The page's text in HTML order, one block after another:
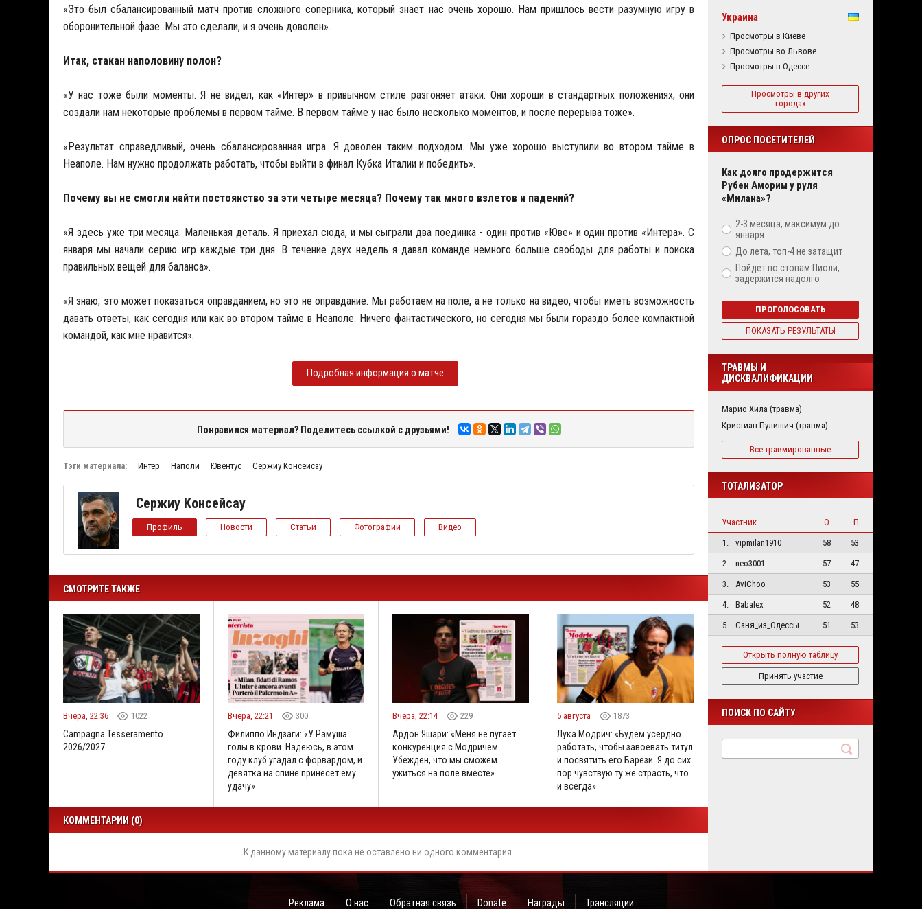
«Это был сбалансированный матч против сложного соперника, который знает нас очень хорошо. Нам пришлось вести разумную игру в
оборонительной фазе. Мы это сделали, и я очень доволен».
Итак, стакан наполовину полон?
«У нас тоже были моменты. Я не видел, как «Интер» в привычном стиле разгоняет атаки. Они хороши в стандартных положениях, они
создали нам некоторые проблемы в первом тайме. В первом тайме у нас было несколько моментов, и после перерыва тоже».
«Результат справедливый, очень сбалансированная игра. Я доволен таким подходом. Мы уже хорошо выступили во втором тайме в
Неаполе. Нам нужно продолжать работать, чтобы выйти в финал Кубка Италии и победить».
Почему вы не смогли найти постоянство за эти четыре месяца? Почему так много взлетов и падений?
«Я здесь уже три месяца. Маленькая деталь. Я приехал сюда, и мы сыграли два поединка - один против «Юве» и один против «Интера». С
января мы начали серию игр каждые три дня. В течение двух недель я давал команде немного больше свободы для работы и поиска
правильных вещей для баланса».
«Я знаю, это может показаться оправданием, но это не оправдание. Мы работаем на поле, а не только на видео, чтобы иметь возможность
давать ответы, как сегодня или как во втором тайме в Неаполе. Ничего фантастического, но сегодня мы были гораздо более компактной
командой, как мне нравится».
Подробная информация о матче
Понравился материал? Поделитесь ссылкой с друзьями!
Тэги материала: Интер Наполи Ювентус Сержиу Консейсау
Сержиу Консейсау
Профиль Новости Статьи Фотографии Видео
СМОТРИТЕ ТАКЖЕ
Вчера, 22:36 1022
Campagna Tesseramento
2026/2027
Вчера, 22:21 300
Филиппо Индзаги: «У Рамуша
голы в крови. Надеюсь, в этом
году клуб угадал с форвардом, и
девятка на спине принесет ему
удачу»
Вчера, 22:14 229
Ардон Яшари: «Меня не пугает
конкуренция с Модричем.
Убежден, что мы сможем
ужиться на поле вместе»
5 августа 1873
Лука Модрич: «Будем усердно
работать, чтобы завоевать титул
и посвятить его Барези. Я до сих
пор чувствую ту же страсть, что
и всегда»
КОММЕНТАРИИ (0)
К данному материалу пока не оставлено ни одного комментария.
Украина
Просмотры в Киеве
Просмотры во Львове
Просмотры в Одессе
Просмотры в других
городах
ОПРОС ПОСЕТИТЕЛЕЙ
Как долго продержится
Рубен Аморим у руля
«Милана»?
2-3 месяца, максимум до
января
До лета, топ-4 не затащит
Пойдет по стопам Пиоли,
задержится надолго
ПРОГОЛОСОВАТЬ
ПОКАЗАТЬ РЕЗУЛЬТАТЫ
ТРАВМЫ И
ДИСКВАЛИФИКАЦИИ
Марио Хила (травма)
Кристиан Пулишич (травма)
Все травмированные
ТОТАЛИЗАТОР
Участник О
П
1.
vipmilan1910 58
53
2.
neo3001 57
47
3.
AviChoo 53
55
4.
Babalex 52
48
5.
Саня_из_Одессы 51 53
Открыть полную таблицу
Принять участие
ПОИСК ПО САЙТУ
Реклама О нас Обратная связь Donate Награды Трансляции